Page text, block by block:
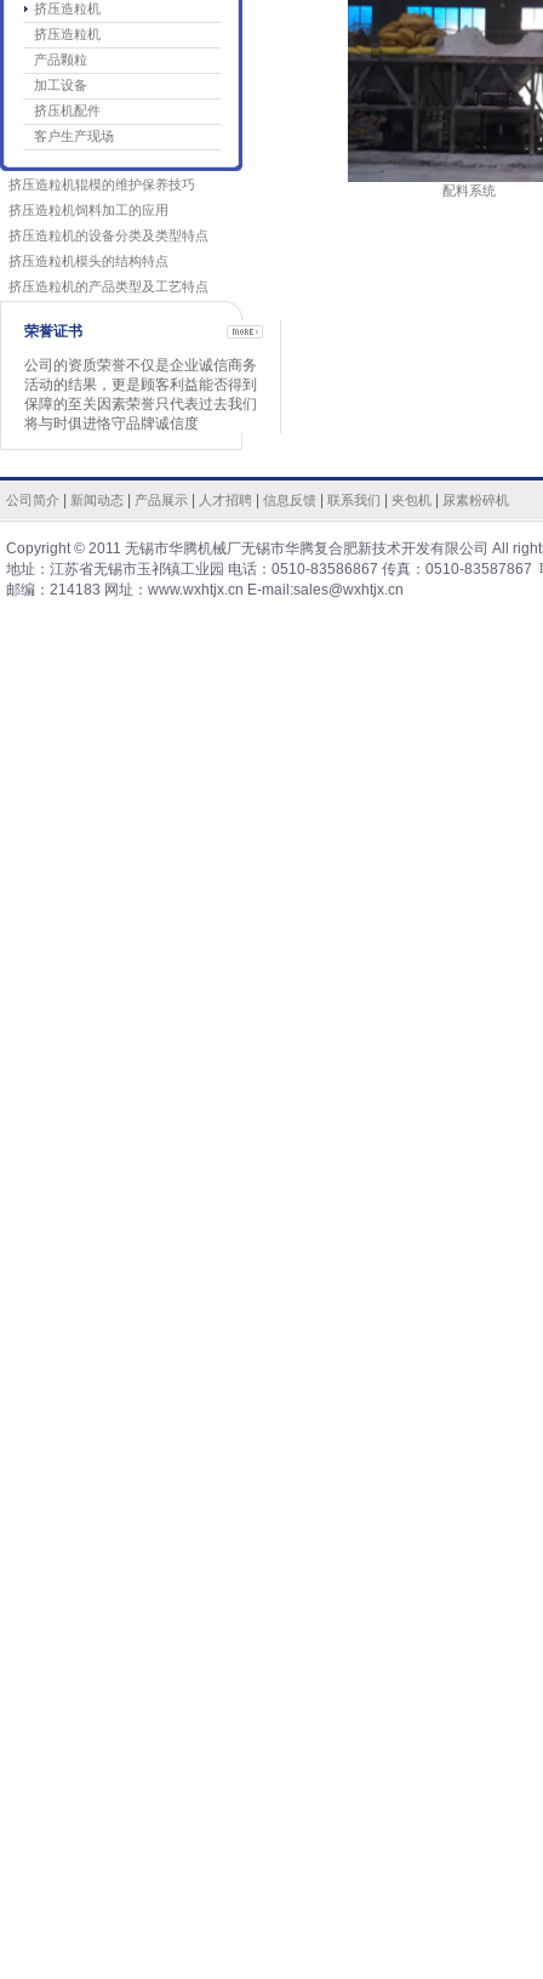
挤压造粒机
挤压造粒机
产品颗粒
加工设备
挤压机配件
客户生产现场
挤压造粒机辊模的维护保养技巧
挤压造粒机饲料加工的应用
挤压造粒机的设备分类及类型特点
挤压造粒机模头的结构特点
挤压造粒机的产品类型及工艺特点
荣誉证书
公司的资质荣誉不仅是企业诚信商务
活动的结果，更是顾客利益能否得到
保障的至关因素荣誉只代表过去我们
将与时俱进恪守品牌诚信度
配料系统
公司简介 新闻动态 产品展示 人才招聘 信息反馈 联系我们 夹包机 尿素粉碎机
Copyright © 2011 无锡市华腾机械厂无锡市华腾复合肥新技术开发有限公司 All
地址：江苏省无锡市玉祁镇工业园 电话：0510-83586867 传真：0510-
邮编：214183 网址：www.wxhtjx.cn E-mail:sales@wxhtjx.cn